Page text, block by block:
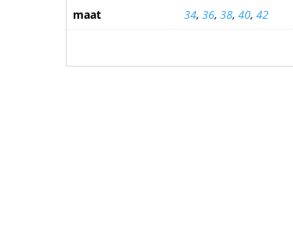
maat
34,36,38,40,42